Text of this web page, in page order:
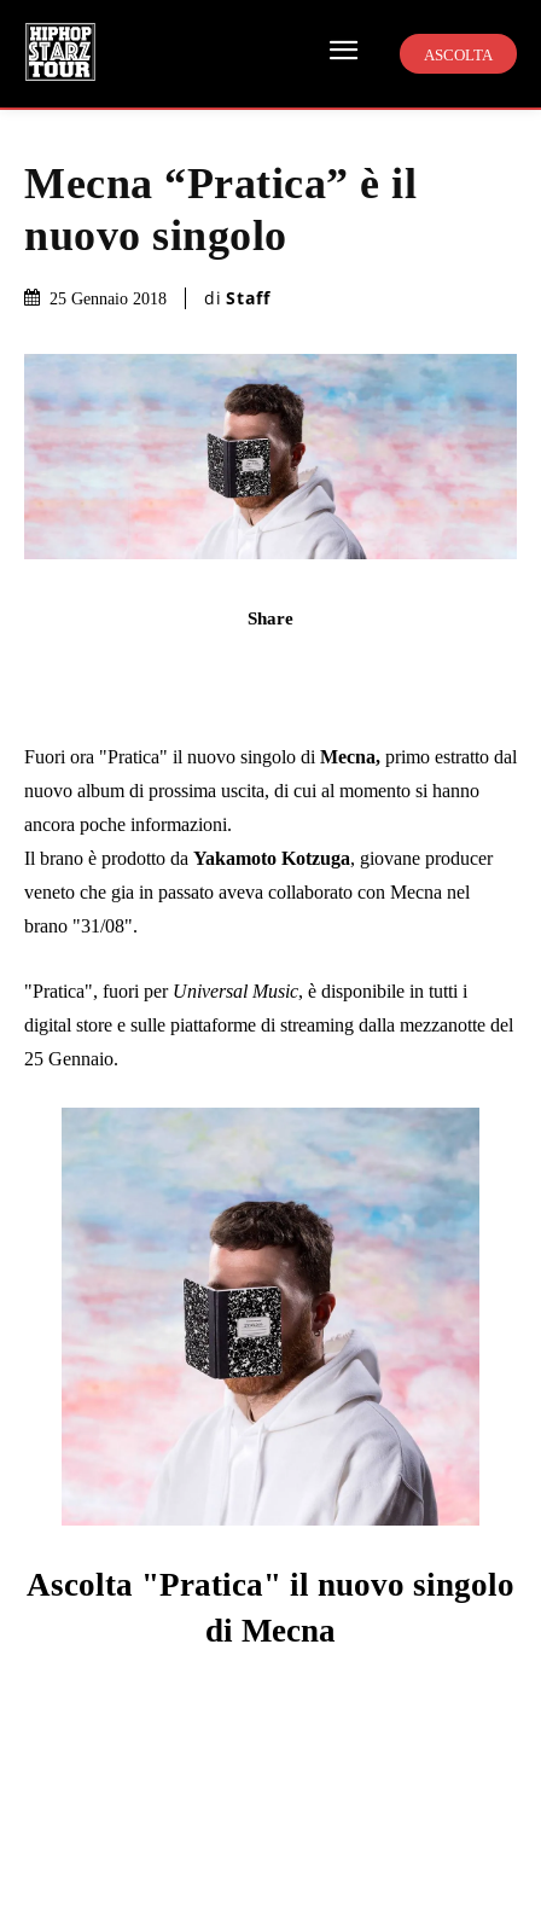
ASCOLTA
Mecna “Pratica” è il
nuovo singolo
25 Gennaio 2018 di Staff
Share
Fuori ora "Pratica" il nuovo singolo di Mecna, primo estratto dal
nuovo album di prossima uscita, di cui al momento si hanno
ancora poche informazioni.
Il brano è prodotto da Yakamoto Kotzuga, giovane producer
veneto che gia in passato aveva collaborato con Mecna nel
brano "31/08".
"Pratica", fuori per Universal Music, è disponibile in tutti i
digital store e sulle piattaforme di streaming dalla mezzanotte del
25 Gennaio.
Ascolta "Pratica" il nuovo singolo
di Mecna